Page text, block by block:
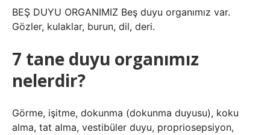
BEŞ DUYU ORGANIMIZ Beş duyu organımız var.
Gözler, kulaklar, burun, dil, deri.
7 tane duyu organımız
nelerdir?
Görme, işitme, dokunma (dokunma duyusu), koku
alma, tat alma, vestibüler duyu, propriosepsiyon,